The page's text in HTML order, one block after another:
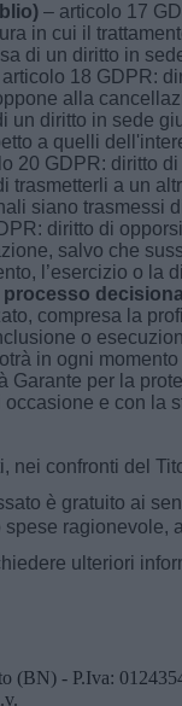
– articolo 17
in cui il
di un diritto in
18 GDPR:
alla
un diritto in sede
a quelli
20 GDPR: diritto
trasmetterli a un
siano trasmessi
diritto di
salvo che
l’esercizio o la
compresa la
o
in ogni
Garante per la
occasione e con la
nei confronti del
è gratuito ai
ulteriori
(BN) - P.Iva: